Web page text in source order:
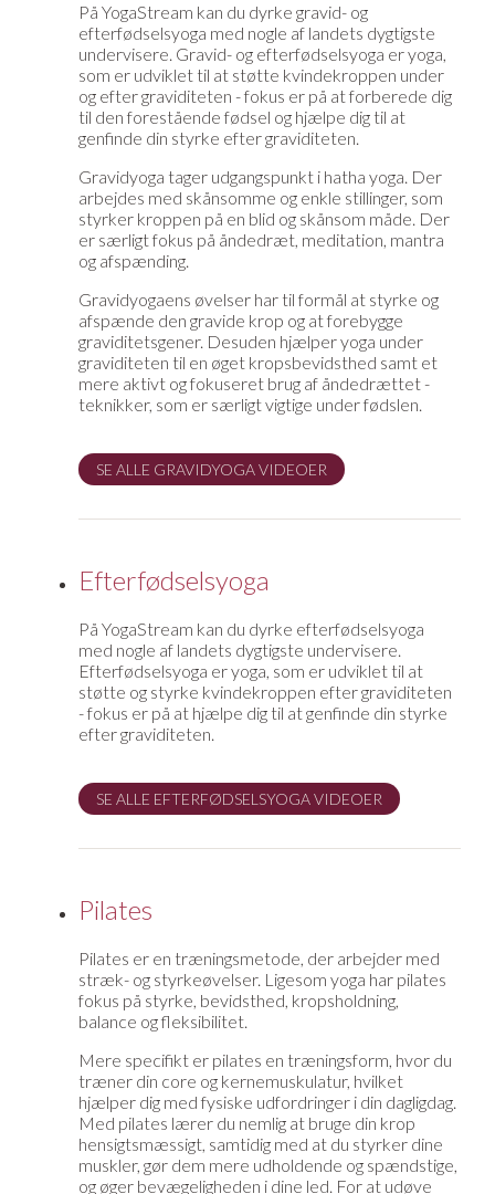
På YogaStream kan du dyrke gravid- og
efterfødselsyoga med nogle af landets dygtigste
undervisere. Gravid- og efterfødselsyoga er yoga,
som er udviklet til at støtte kvindekroppen under
og efter graviditeten - fokus er på at forberede dig
til den forestående fødsel og hjælpe dig til at
genfinde din styrke efter graviditeten.
Gravidyoga tager udgangspunkt i hatha yoga. Der
arbejdes med skånsomme og enkle stillinger, som
styrker kroppen på en blid og skånsom måde. Der
er særligt fokus på åndedræt, meditation, mantra
og afspænding.
Gravidyogaens øvelser har til formål at styrke og
afspænde den gravide krop og at forebygge
graviditetsgener. Desuden hjælper yoga under
graviditeten til en øget kropsbevidsthed samt et
mere aktivt og fokuseret brug af åndedrættet -
teknikker, som er særligt vigtige under fødslen.
SE ALLE GRAVIDYOGA VIDEOER
Efterfødselsyoga
På YogaStream kan du dyrke efterfødselsyoga
med nogle af landets dygtigste undervisere.
Efterfødselsyoga er yoga, som er udviklet til at
støtte og styrke kvindekroppen efter graviditeten
- fokus er på at hjælpe dig til at genfinde din styrke
efter graviditeten.
SE ALLE EFTERFØDSELSYOGA VIDEOER
Pilates
Pilates er en træningsmetode, der arbejder med
stræk- og styrkeøvelser. Ligesom yoga har pilates
fokus på styrke, bevidsthed, kropsholdning,
balance og fleksibilitet.
Mere specifikt er pilates en træningsform, hvor du
træner din core og kernemuskulatur, hvilket
hjælper dig med fysiske udfordringer i din dagligdag.
Med pilates lærer du nemlig at bruge din krop
hensigtsmæssigt, samtidig med at du styrker dine
muskler, gør dem mere udholdende og spændstige,
og øger bevægeligheden i dine led. For at udøve